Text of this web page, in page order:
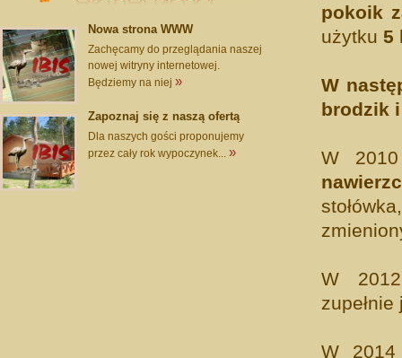
Nowa strona WWW
Zachęcamy do przeglądania naszej
nowej witryny internetowej.
Będziemy na niej »
Zapoznaj się z naszą ofertą
Dla naszych gości proponujemy
przez cały rok wypoczynek... »
pokoik
użytku 5
W
brodzik
W
W
W 2014